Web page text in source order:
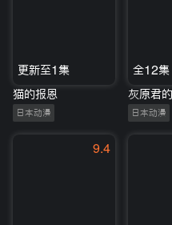
更新至1集
猫的报恩
日本动漫
全12集
灰原君
日本动漫
9.4